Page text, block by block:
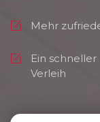
Mehr
Ein
Verleih